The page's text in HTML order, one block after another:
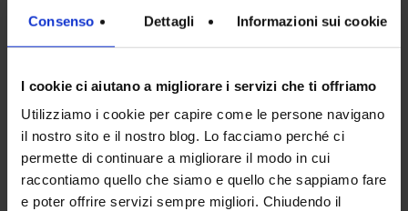
Consenso Dettagli Informazioni sui cookie
I cookie ci aiutano a migliorare i servizi che ti offriamo
Utilizziamo i cookie per capire come le persone navigano
il nostro sito e il nostro blog. Lo facciamo perché ci
permette di continuare a migliorare il modo in cui
raccontiamo quello che siamo e quello che sappiamo fare
e poter offrire servizi sempre migliori. Chiudendo il
importante Gruppo Assicurativoil cui
obiettivo era semplificare l’erogazione dei
servizi mettendo a disposizione della
clientela l’accesso all’applicazione web via
SPID. L’affiancamento è stato completo,
ovvero ha riguardato sia la parte tecnica,
relativa soprattutto all’integrazione della